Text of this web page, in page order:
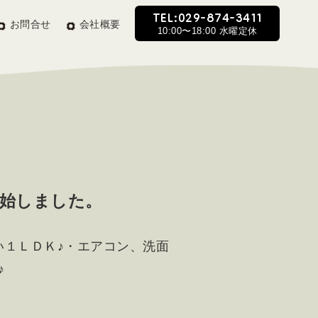
TEL:029-874-3411
10:00〜18:00 水曜定休
会社概要
お問合せ
しました。
ＬＤＫ♪・エアコン、洗面